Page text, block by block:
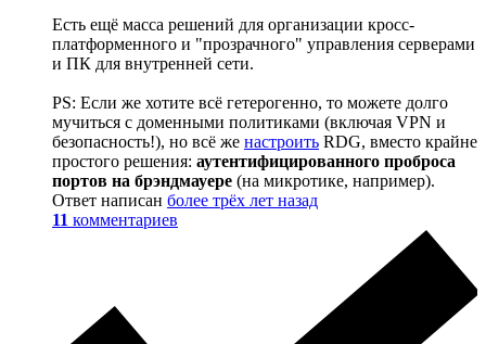
Есть ещё масса решений для организации кросс-
платформенного и "прозрачного" управления серверами
и ПК для внутренней сети.
PS: Если же хотите всё гетерогенно, то можете долго
мучиться с доменными политиками (включая VPN и
безопасность!), но всё же настроить RDG, вместо крайне
простого решения: аутентифицированного проброса
портов на брэндмауере (на микротике, например).
Ответ написан более трёх лет назад
11 комментариев